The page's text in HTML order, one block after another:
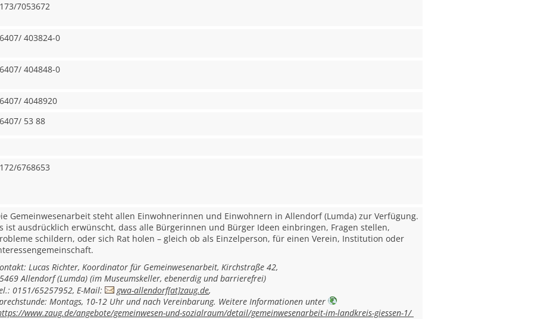
7053672
403824-0
404848-0
4048920
53 88
6768653
Gemeinwesenarbeit steht allen Einwohnerinnen und Einwohnern in Allendorf (Lumda) zur Verfügung.
ist ausdrücklich erwünscht, dass alle Bürgerinnen und Bürger Ideen einbringen, Fragen stellen,
schildern, oder sich Rat holen – gleich ob als Einzelperson, für einen Verein, Institution oder
Lucas Richter, Koordinator für Gemeinwesenarbeit, Kirchstraße 42,
Allendorf (Lumda) (im Museumskeller, ebenerdig und barrierefrei)
0151/65257952, E-Mail:
gwa-allendorf[at]zaug.de,
Montags, 10-12 Uhr und nach Vereinbarung. Weitere Informationen unter
www.zaug.de/angebote/gemeinwesen-und-sozialraum/detail/gemeinwesenarbeit-im-landkreis-giessen-1/